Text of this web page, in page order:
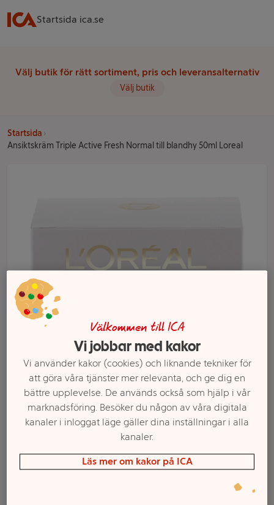
Startsida ica.se
Välj butik för rätt sortiment, pris och leveransalternativ
Välj butik
Startsida
Ansiktskräm Triple Active Fresh Normal till blandhy 50ml Loreal
Välj butik och handla
Sortimentet kan variera mellan butikerna
Välkommen till ICA
Vi jobbar med kakor
Vi använder kakor (cookies) och liknande tekniker för
att göra våra tjänster mer relevanta, och ge dig en
bättre upplevelse. De används också som hjälp i vår
marknadsföring. Besöker du någon av våra digitala
kanaler i inloggat läge gäller dina inställningar i alla
kanaler.
Läs mer om kakor på ICA